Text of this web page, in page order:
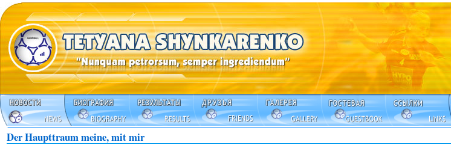
Der Haupttraum meine, mit mir